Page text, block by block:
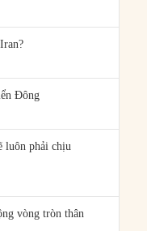
Đông
luôn phải chịu
vòng tròn thân